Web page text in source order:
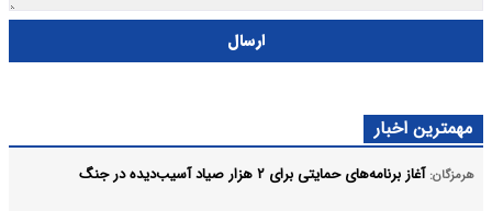
ارسال
مهمترین اخبار
هرمزگان: آغاز برنامه‌های حمایتی برای ۲ هزار صیاد آسیب‌دیده در جنگ